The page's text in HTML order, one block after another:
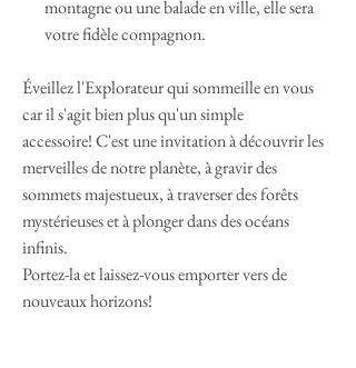
montagne ou une balade en ville, elle sera
votre fidèle compagnon.
Éveillez l'Explorateur qui sommeille en vous
car il s'agit bien plus qu'un simple
accessoire! C'est une invitation à découvrir les
merveilles de notre planète, à gravir des
sommets majestueux, à traverser des forêts
mystérieuses et à plonger dans des océans
infinis.
Portez-la et laissez-vous emporter vers de
nouveaux horizons!